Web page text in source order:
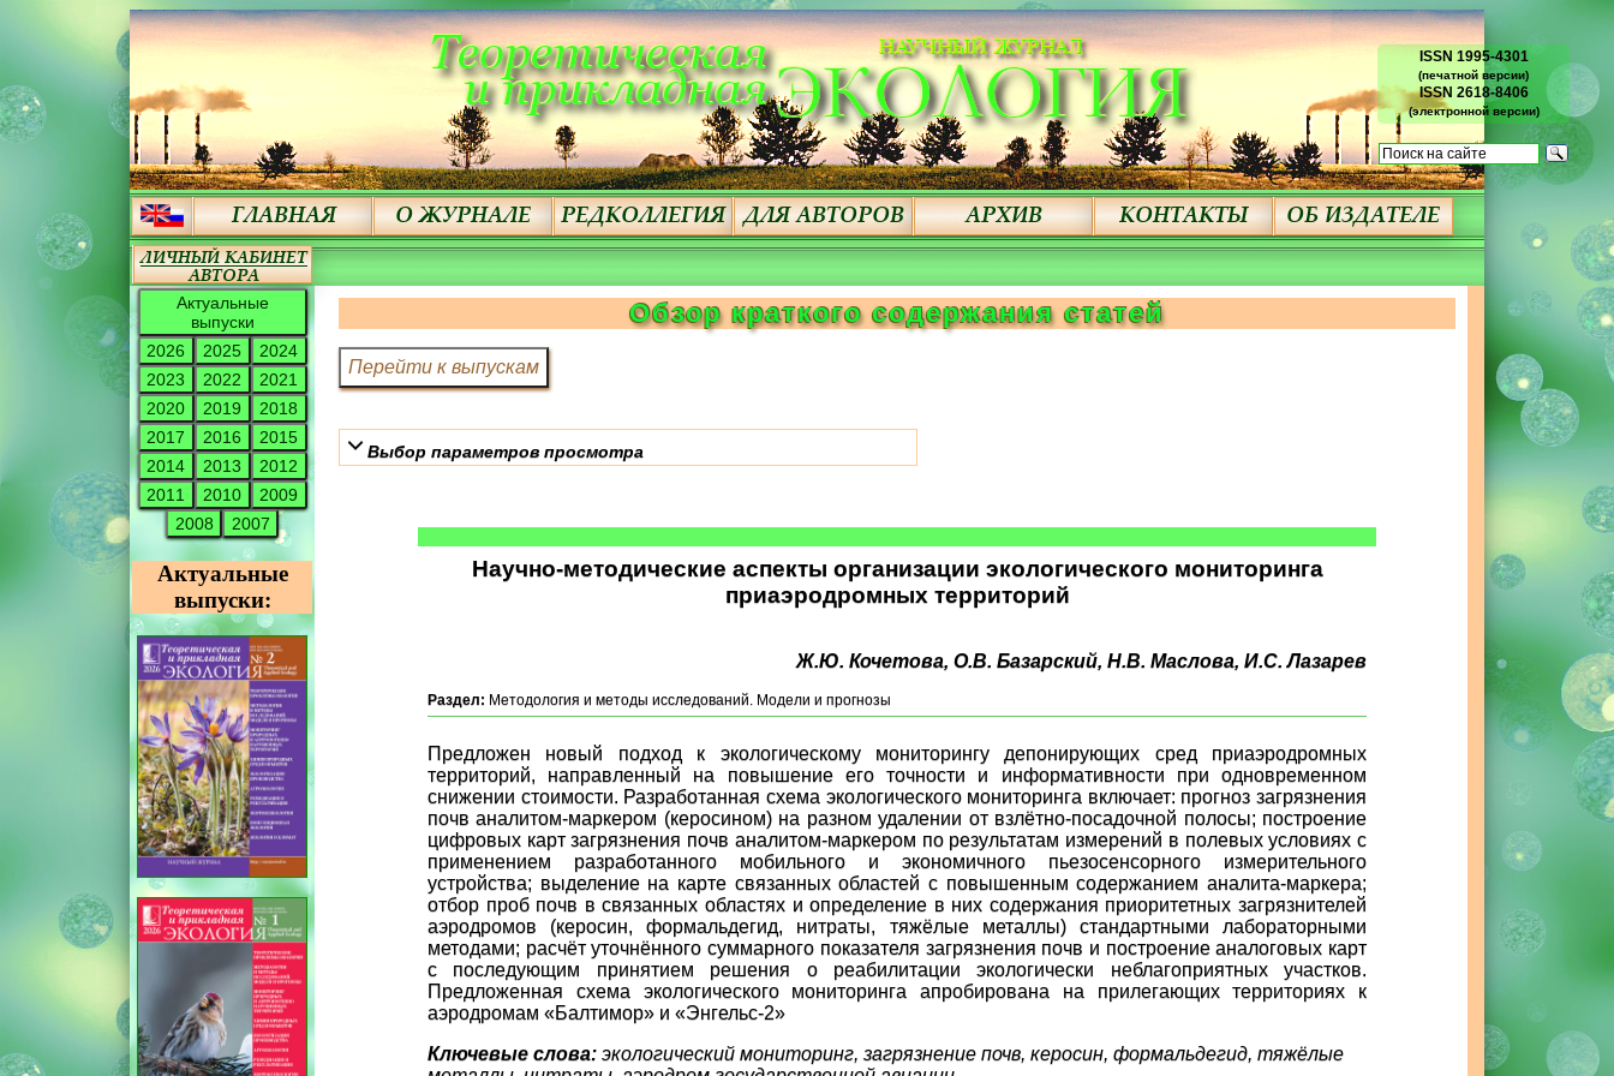
ISSN 1995-4301
(печатной версии)
ISSN 2618-8406
(электронной версии)
Актуальные
выпуски
2026
2025
2024
2023
2022
2021
2020
2019
2018
2017
2016
2015
2014
2013
2012
2011
2010
2009
2008
2007
Актуальные
выпуски:
Обзор краткого содержания статей
Выбор параметров просмотра
Научно-методические аспекты организации экологического мониторинга
приаэродромных территорий
Ж.Ю. Кочетова, О.В. Базарский, Н.В. Маслова, И.С. Лазарев
Раздел: Методология и методы исследований. Модели и прогнозы
Предложен новый подход к экологическому мониторингу депонирующих сред приаэродромных
территорий, направленный на повышение его точности и информативности при одновременном
снижении стоимости. Разработанная схема экологического мониторинга включает: прогноз загрязнения
почв аналитом-маркером (керосином) на разном удалении от взлётно-посадочной полосы; построение
цифровых карт загрязнения почв аналитом-маркером по результатам измерений в полевых условиях с
применением разработанного мобильного и экономичного пьезосенсорного измерительного
устройства; выделение на карте связанных областей с повышенным содержанием аналита-маркера;
отбор проб почв в связанных областях и определение в них содержания приоритетных загрязнителей
аэродромов (керосин, формальдегид, нитраты, тяжёлые металлы) стандартными лабораторными
методами; расчёт уточнённого суммарного показателя загрязнения почв и построение аналоговых карт
с последующим принятием решения о реабилитации экологически неблагоприятных участков.
Предложенная схема экологического мониторинга апробирована на прилегающих территориях к
аэродромам «Балтимор» и «Энгельс-2»
Ключевые слова: экологический мониторинг, загрязнение почв, керосин, формальдегид, тяжёлые